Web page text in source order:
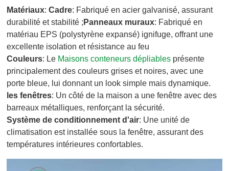
Matériaux:Cadre: Fabriqué en acier galvanisé, assurant
durabilité et stabilité ; Panneaux muraux: Fabriqué en
matériau EPS (polystyrène expansé) ignifuge, offrant une
excellente isolation et résistance au feu
Couleurs: Le Maisons conteneurs dépliables présente
principalement des couleurs grises et noires, avec une
porte bleue, lui donnant un look simple mais dynamique.
les fenêtres: Un côté de la maison a une fenêtre avec des
barreaux métalliques, renforçant la sécurité.
Système de conditionnement d'air: Une unité de
climatisation est installée sous la fenêtre, assurant des
températures intérieures confortables.